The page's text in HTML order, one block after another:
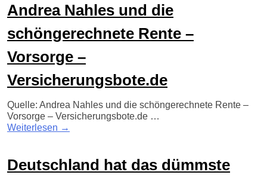
Andrea Nahles und die
schöngerechnete Rente –
Vorsorge –
Versicherungsbote.de
Quelle: Andrea Nahles und die schöngerechnete Rente –
Vorsorge – Versicherungsbote.de …
Weiterlesen →
Deutschland hat das dümmste